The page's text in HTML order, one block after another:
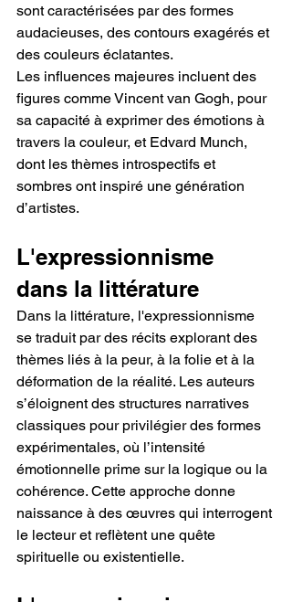
sont caractérisées par des formes
audacieuses, des contours exagérés et
des couleurs éclatantes.
Les influences majeures incluent des
figures comme Vincent van Gogh, pour
sa capacité à exprimer des émotions à
travers la couleur, et Edvard Munch,
dont les thèmes introspectifs et
sombres ont inspiré une génération
d’artistes.
L'expressionnisme
dans la littérature
Dans la littérature, l'expressionnisme
se traduit par des récits explorant des
thèmes liés à la peur, à la folie et à la
déformation de la réalité. Les auteurs
s’éloignent des structures narratives
classiques pour privilégier des formes
expérimentales, où l’intensité
émotionnelle prime sur la logique ou la
cohérence. Cette approche donne
naissance à des œuvres qui interrogent
le lecteur et reflètent une quête
spirituelle ou existentielle.